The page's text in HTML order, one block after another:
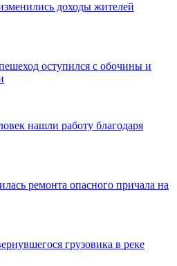
доходы жителей
оступился с обочины и
нашли работу благодаря
ремонта опасного причала на
грузовика в реке